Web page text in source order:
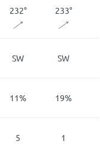
232° 233°
SW SW
11% 19%
5 1